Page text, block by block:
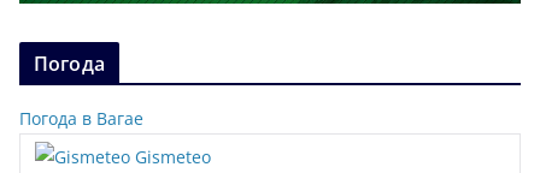
Погода
Погода в Вагае
Gismeteo